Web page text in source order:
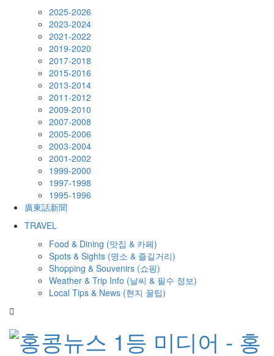
2025-2026
2023-2024
2021-2022
2019-2020
2017-2018
2015-2016
2013-2014
2011-2012
2009-2010
2007-2008
2005-2006
2003-2004
2001-2002
1999-2000
1997-1998
1995-1996
廣東話新聞
TRAVEL
Food & Dining (맛집 & 카페)
Spots & Sights (명소 & 즐길거리)
Shopping & Souvenirs (쇼핑)
Weather & Trip Info (날씨 & 필수 정보)
Local Tips & News (현지 꿀팁)